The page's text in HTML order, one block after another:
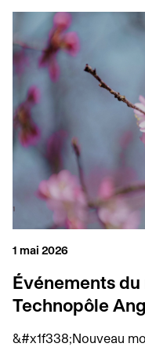
1 mai 2026
Événements
Technopôle
&#x1f338;Nouveau